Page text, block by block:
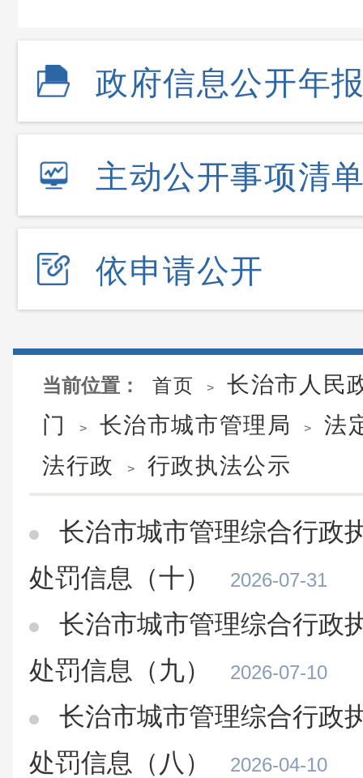
政府信息公开年
主动公开事项清
依申请公开
当前位置： 首页 >
长治市人民
门
> 长治市城市管理局 >
法
法行政
> 行政执法公示
长治市城市管理综合行政
处罚信息（十）
2026-07-31
长治市城市管理综合行政
处罚信息（九）
2026-07-10
长治市城市管理综合行政
处罚信息（八）
2026-04-10